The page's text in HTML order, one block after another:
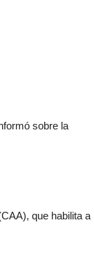
sobre la
que habilita a